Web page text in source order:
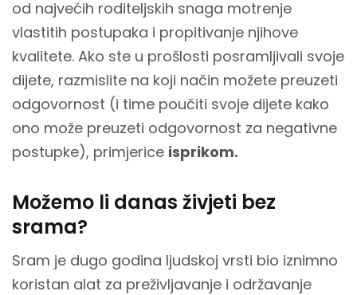
od najvećih roditeljskih snaga motrenje
vlastitih postupaka i propitivanje njihove
kvalitete. Ako ste u prošlosti posramljivali svoje
dijete, razmislite na koji način možete preuzeti
odgovornost (i time poučiti svoje dijete kako
ono može preuzeti odgovornost za negativne
postupke), primjerice isprikom.
Možemo li danas živjeti bez
srama?
Sram je dugo godina ljudskoj vrsti bio iznimno
koristan alat za preživljavanje i održavanje